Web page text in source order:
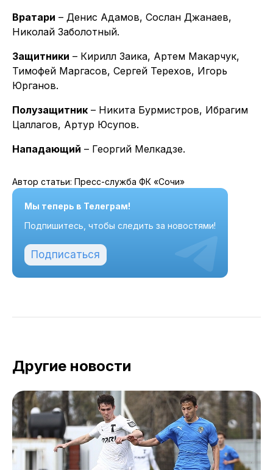
Вратари – Денис Адамов, Сослан Джанаев,
Николай Заболотный.
Защитники – Кирилл Заика, Артем Макарчук,
Тимофей Маргасов, Сергей Терехов, Игорь
Юрганов.
Полузащитник – Никита Бурмистров, Ибрагим
Цаллагов, Артур Юсупов.
Нападающий – Георгий Мелкадзе.
Автор статьи: Пресс-служба ФК «Сочи»
Мы теперь в Телеграм!
Подпишитесь, чтобы следить за новостями!
Подписаться
Другие новости